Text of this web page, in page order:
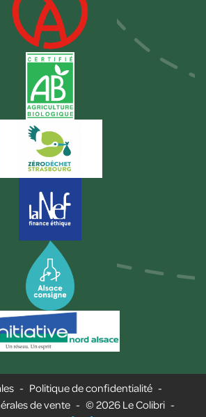
- Politique de confidentialité -
de vente - © 2026 Le Colibri -